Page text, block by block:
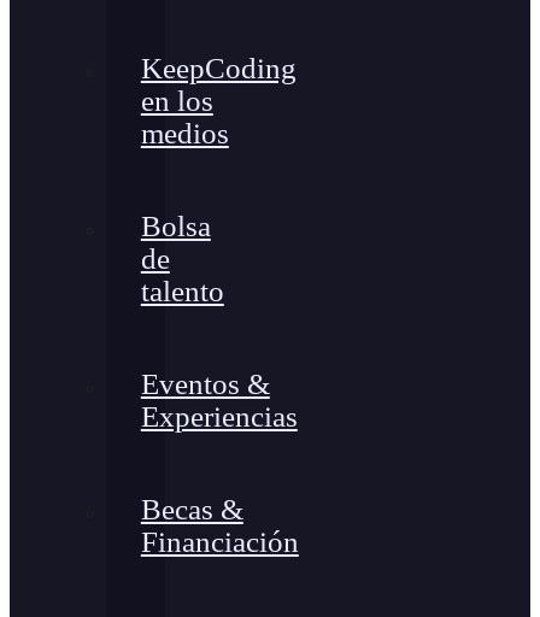
KeepCoding
en los
medios
Bolsa
de
talento
Eventos &
Experiencias
Becas &
Financiación